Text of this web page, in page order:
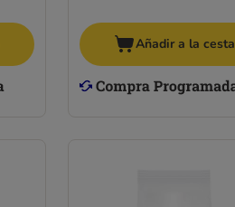
Añadir a la cesta